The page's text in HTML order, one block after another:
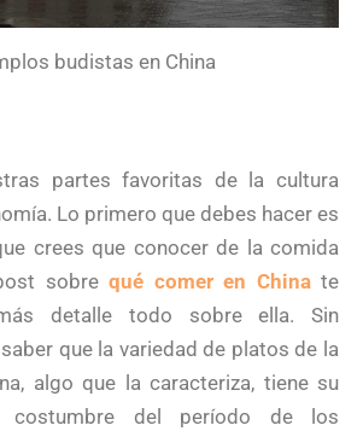
budistas en China
partes favoritas de la cultura
Lo primero que debes hacer es
crees que conocer de la comida
sobrequé comer en Chinate
detalle todo sobre ella. Sin
que la variedad de platos de la
algo que la caracteriza, tiene su
costumbre del período de los